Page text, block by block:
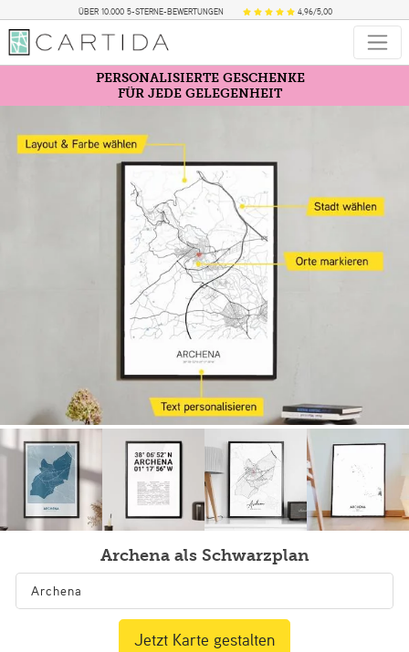
ÜBER 10.000 5-STERNE-BEWERTUNGEN 4,96/5,00
PERSONALISIERTE GESCHENKE
FÜR JEDE GELEGENHEIT
Archena als Schwarzplan
Jetzt Karte gestalten